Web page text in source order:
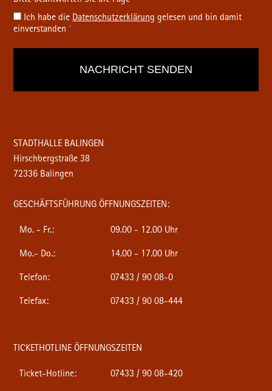
Ich habe die Datenschutz­erklärung gelesen und bin damit
einverstanden*
STADTHALLE BALINGEN
Hirschbergstraße 38
72336 Balingen
GESCHÄFTSFÜHRUNG ÖFFNUNGSZEITEN:
Mo. - Fr.: 09.00 - 12.00 Uhr
Mo.- Do.: 14.00 - 17.00 Uhr
Telefon: 07433 / 90 08-0
Telefax: 07433 / 90 08-444
TICKETHOTLINE ÖFFNUNGSZEITEN
Ticket-Hotline: 07433 / 90 08-420